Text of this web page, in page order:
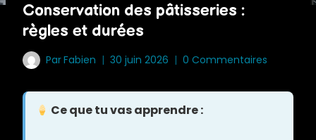
Conservation des pâtisseries :
règles et durées
ParFabien 30 juin 2026 0 Commentaires
Ce que tu vas apprendre :